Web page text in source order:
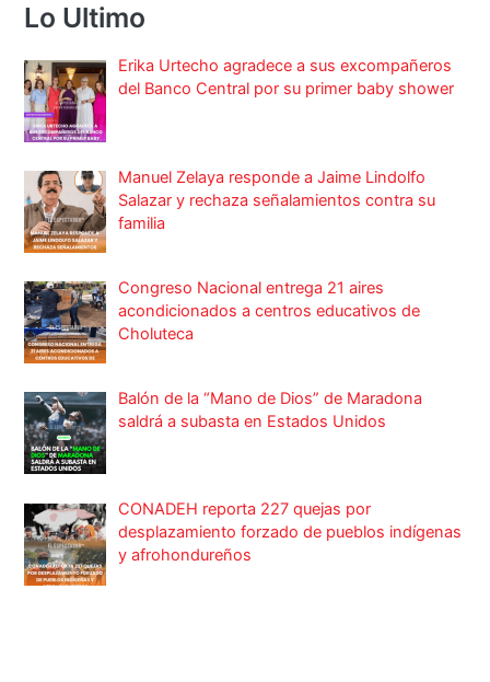
Lo Ultimo
Erika Urtecho agradece a sus excompañeros
del Banco Central por su primer baby shower
Manuel Zelaya responde a Jaime Lindolfo
Salazar y rechaza señalamientos contra su
familia
Congreso Nacional entrega 21 aires
acondicionados a centros educativos de
Choluteca
Balón de la “Mano de Dios” de Maradona
saldrá a subasta en Estados Unidos
CONADEH reporta 227 quejas por
desplazamiento forzado de pueblos indígenas
y afrohondureños